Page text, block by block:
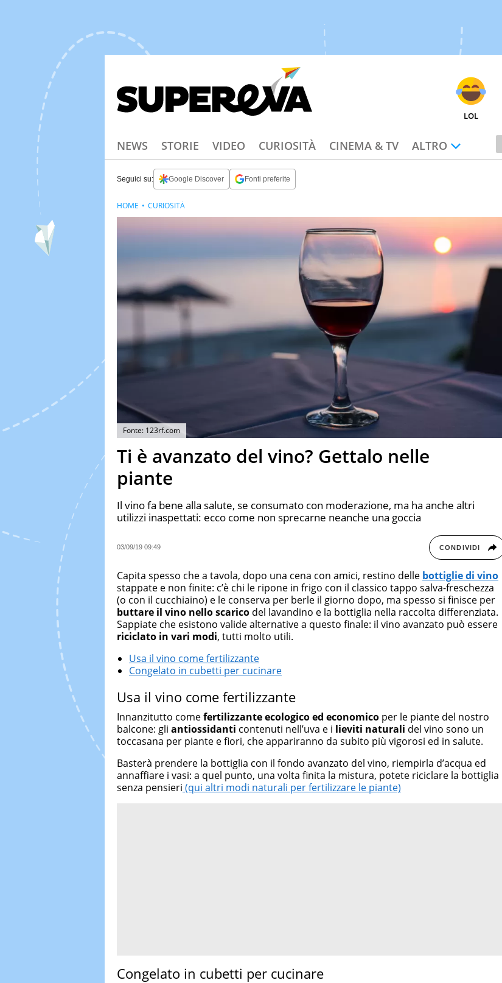
LOL
NEWS STORIE VIDEO CURIOSITÀ CINEMA & TV ALTRO
Seguici su: Google Discover Fonti preferite
Fonte: 123rf.com
Ti è avanzato del vino? Gettalo nelle
piante
Il vino fa bene alla salute, se consumato con moderazione, ma ha anche altri
utilizzi inaspettati: ecco come non sprecarne neanche una goccia
03/09/19 09:49 CONDIVIDI
HOME CURIOSITÀ
Capita spesso che a tavola, dopo una cena con amici, restino delle bottiglie di vino
stappate e non finite: c’è chi le ripone in frigo con il classico tappo salva-freschezza
(o con il cucchiaino) e le conserva per berle il giorno dopo, ma spesso si finisce per
buttare il vino nello scarico del lavandino e la bottiglia nella raccolta differenziata.
Sappiate che esistono valide alternative a questo finale: il vino avanzato può essere
riciclato in vari modi, tutti molto utili.
Usa il vino come fertilizzante
Congelato in cubetti per cucinare
Usa il vino come fertilizzante
Innanzitutto comefertilizzante ecologico ed economico per le piante del nostro
balcone: gli antiossidanti contenuti nell’uva e i lieviti naturali del vino sono un
toccasana per piante e fiori, che appariranno da subito più vigorosi ed in salute.
Basterà prendere la bottiglia con il fondo avanzato del vino, riempirla d’acqua ed
annaffiare i vasi: a quel punto, una volta finita la mistura, potete riciclare la bottiglia
senza pensieri (qui altri modi naturali per fertilizzare le piante)
Congelato in cubetti per cucinare